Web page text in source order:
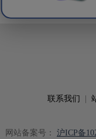
联系我们
网站备案号： 沪ICP备